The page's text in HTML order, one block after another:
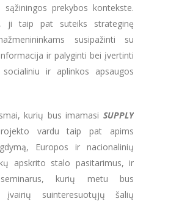
prekybos kontekste.
ji taip pat suteiks strateginę
susipažinti su
ir palyginti bei įvertinti
ir aplinkos apsaugos
kurių bus imamasi SUPPLY
vardu taip pat apims
Europos ir nacionalinių
apskrito stalo pasitarimus, ir
kurių metu bus
įvairių suinteresuotųjų šalių